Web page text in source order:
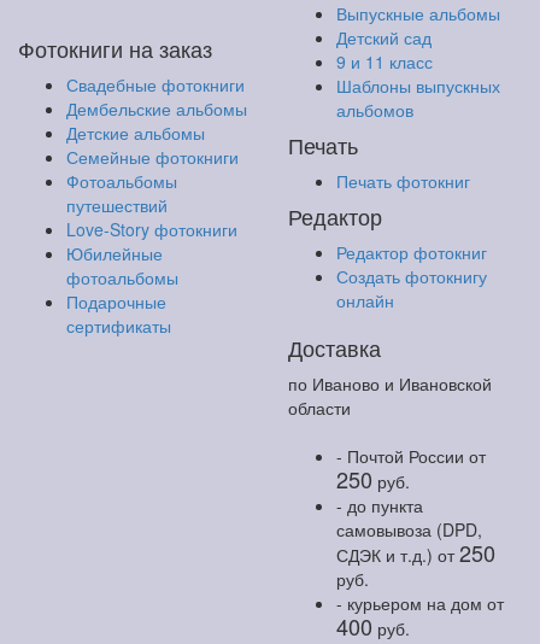
Фотокниги на заказ
Свадебные фотокниги
Дембельские альбомы
Детские альбомы
Семейные фотокниги
Фотоальбомы
путешествий
Love-Story фотокниги
Юбилейные
фотоальбомы
Подарочные
сертификаты
Выпускные альбомы
Детский сад
9 и 11 класс
Шаблоны выпускных
альбомов
Печать
Печать фотокниг
Редактор
Редактор фотокниг
Создать фотокнигу
онлайн
Доставка
по Иваново и Ивановской
области
- Почтой России от
250 руб.
- до пункта
самовывоза (DPD,
СДЭК и т.д.) от250
руб.
- курьером на дом от
400 руб.